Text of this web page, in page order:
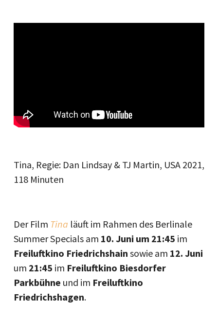
Tina, Regie: Dan Lindsay & TJ Martin, USA 2021,
118 Minuten
Der Film Tina läuft im Rahmen des Berlinale
Summer Specials am 10. Juni um 21:45 im
Freiluftkino Friedrichshain sowie am 12. Juni
um 21:45 im Freiluftkino Biesdorfer
Parkbühne und im Freiluftkino
Friedrichshagen.